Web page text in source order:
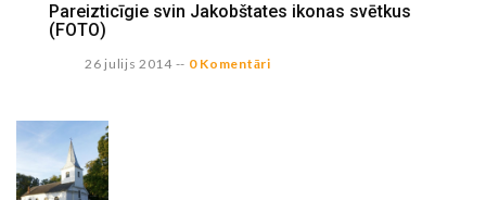
Pareizticīgie svin Jakobštates ikonas svētkus
(FOTO)
26 julijs 2014-- 0 Komentāri